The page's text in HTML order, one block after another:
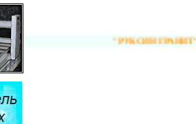
"РУКСИН ГРАНИТ" -